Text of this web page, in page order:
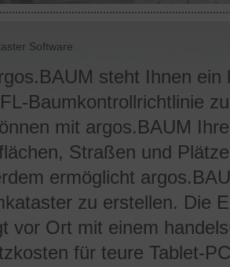
Software
steht Ihnen
Baumkontrollrichtlinie
mit argos.BAUM
Straßen und
ermöglicht
zu erstellen. Die
vor Ort mit einem
für teure Tablet-